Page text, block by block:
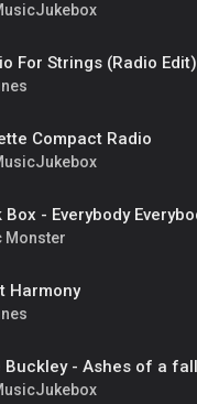
For Strings (Radio Edit)
Compact Radio
Monster
Harmony